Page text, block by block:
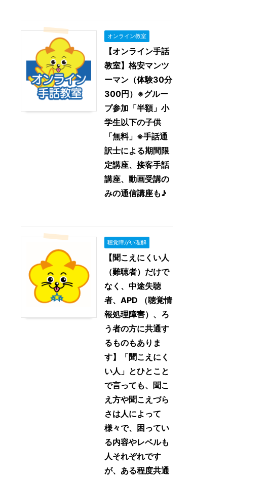
オンライン教室
【オンライン手話
教室】格安マンツ
ーマン（体験30分
300円）※グルー
プ参加「半額」小
学生以下の子供
「無料」※手話通
訳士による期間限
定講座、接客手話
講座、動画受講の
みの通信講座も♪
聴覚障がい理解
【聞こえにくい人
（難聴者）だけで
なく、中途失聴
者、APD （聴覚情
報処理障害）、ろ
う者の方に共通す
るものもありま
す】「聞こえにく
い人」とひとこと
で言っても、聞こ
え方や聞こえづら
さは人によって
様々で、困ってい
る内容やレベルも
人それぞれです
が、ある程度共通